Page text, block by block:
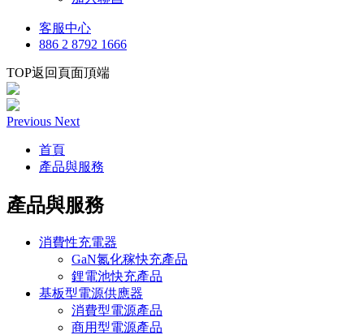
客服中心
886 2 8792 1666
TOP返回頁面頂端
Previous Next
首頁
產品與服務
產品與服務
消費性充電器
GaN氮化稼快充產品
鋰電池快充產品
基板型電源供應器
消費型電源產品
商用型電源產品